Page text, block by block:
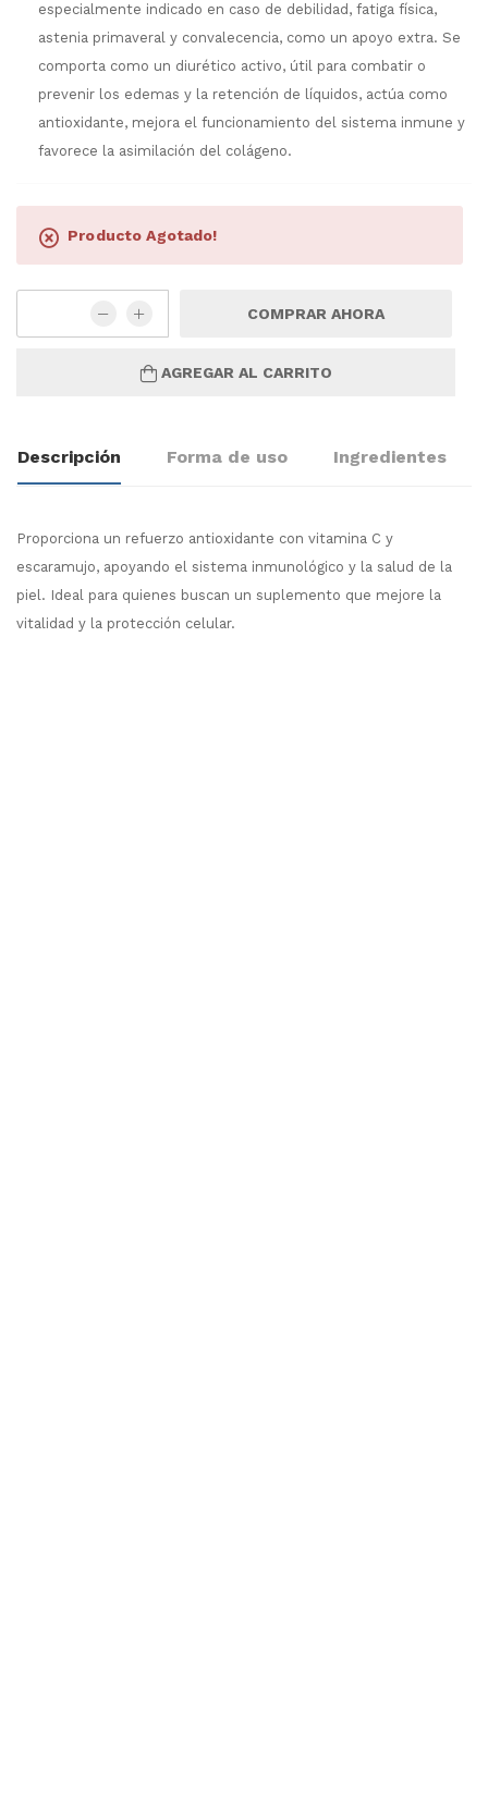
especialmente indicado en caso de debilidad, fatiga física,
astenia primaveral y convalecencia, como un apoyo extra. Se
comporta como un diurético activo, útil para combatir o
prevenir los edemas y la retención de líquidos, actúa como
antioxidante, mejora el funcionamiento del sistema inmune y
favorece la asimilación del colágeno.
Producto Agotado!
COMPRAR AHORA
AGREGAR AL CARRITO
Descripción Forma de uso Ingredientes
Proporciona un refuerzo antioxidante con vitamina C y
escaramujo, apoyando el sistema inmunológico y la salud de la
piel. Ideal para quienes buscan un suplemento que mejore la
vitalidad y la protección celular.